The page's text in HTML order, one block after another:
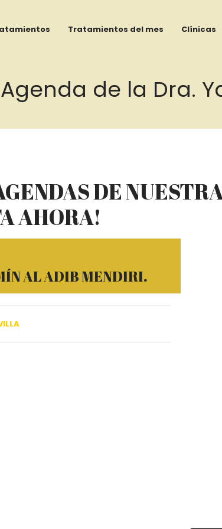
Tratamientos del mes Clínicas
Agenda de la Dra.
DE
AHORA!
AL ADIB MENDIRI.